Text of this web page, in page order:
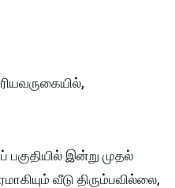
பகுதியில் இன்று முதல்
வீடு திரும்பவில்லை,